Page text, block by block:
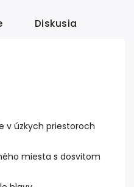
Diskusia
v úzkych priestoroch
miesta s dosvitom